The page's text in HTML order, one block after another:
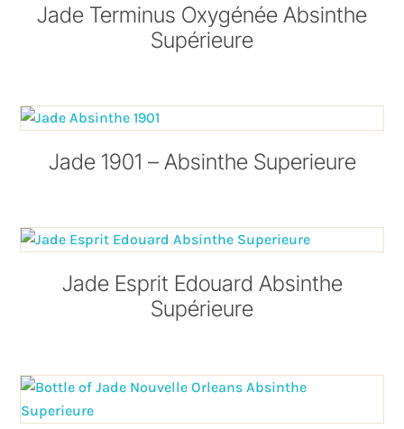
Jade Terminus Oxygénée Absinthe
Supérieure
Jade 1901 – Absinthe Superieure
Jade Esprit Edouard Absinthe
Supérieure